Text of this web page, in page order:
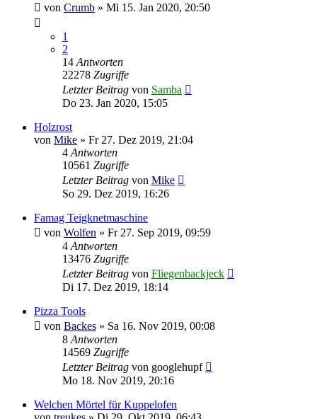
von Crumb » Mi 15. Jan 2020, 20:50
1
2
14 Antworten
22278 Zugriffe
Letzter Beitrag von Samba
Do 23. Jan 2020, 15:05
Holzrost
von Mike » Fr 27. Dez 2019, 21:04
4 Antworten
10561 Zugriffe
Letzter Beitrag von Mike
So 29. Dez 2019, 16:26
Famag Teigknetmaschine
von Wolfen » Fr 27. Sep 2019, 09:59
4 Antworten
13476 Zugriffe
Letzter Beitrag von Fliegenbackjeck
Di 17. Dez 2019, 18:14
Pizza Tools
von Backes » Sa 16. Nov 2019, 00:08
8 Antworten
14569 Zugriffe
Letzter Beitrag von googlehupf
Mo 18. Nov 2019, 20:16
Welchen Mörtel für Kuppelofen